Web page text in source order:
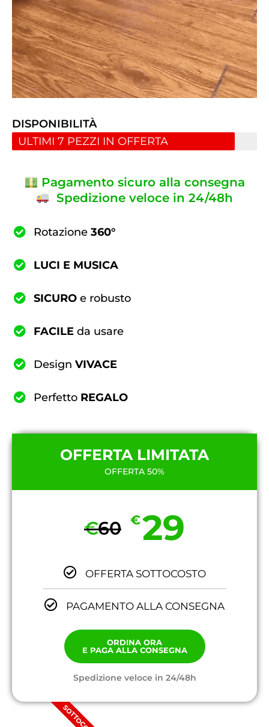
DISPONIBILITÀ
ULTIMI 7 PEZZI IN OFFERTA
Pagamento sicuro alla consegna
Spedizione veloce in 24/48h
Rotazione 360°
LUCI E MUSICA
SICURO e robusto
FACILE da usare
Design VIVACE
Perfetto REGALO
OFFERTA LIMITATA
OFFERTA 50%
€60 €29
OFFERTA SOTTOCOSTO
PAGAMENTO ALLA CONSEGNA
ORDINA ORA
E PAGA ALLA CONSEGNA
Spedizione veloce in 24/48h